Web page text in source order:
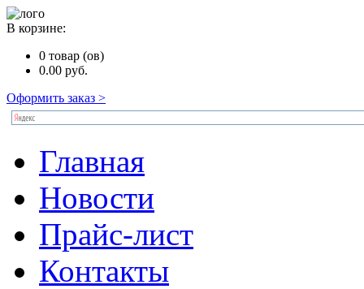
В корзине:
0 товар (ов)
0.00 руб.
Оформить заказ >
Главная
Новости
Прайс-лист
Контакты